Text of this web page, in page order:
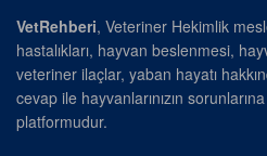
VetRehberi, Veteriner Hekimlik
hastalıkları, hayvan beslenmesi,
veteriner ilaçlar, yaban hayatı
cevap ile hayvanlarınızın
platformudur.